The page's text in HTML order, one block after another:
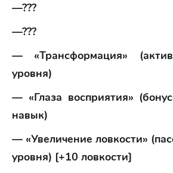
—???
—???
— «Трансформация»
уровня)
— «Глаза восприятия»
навык)
— «Увеличение ловкости»
уровня) [+10 ловкости]